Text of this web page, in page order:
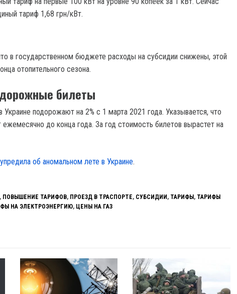
тариф 1,68 грн/кВт.
в государственном бюджете расходы на субсидии снижены, этой
отопительного сезона.
билеты
подорожают на 2% с 1 марта 2021 года. Указывается, что
до конца года. За год стоимость билетов вырастет на
об аномальном лете в Украине.
, ПОВЫШЕНИЕ ТАРИФОВ, ПРОЕЗД В ТРАСПОРТЕ, СУБСИДИИ , ТАРИФЫ , ТАРИФЫ
НА ЭЛЕКТРОЭНЕРГИЮ, ЦЕНЫ НА ГАЗ